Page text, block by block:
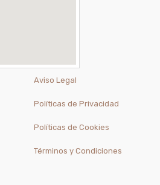
Aviso Legal
Políticas de Privacidad
Políticas de Cookies
Términos y Condiciones